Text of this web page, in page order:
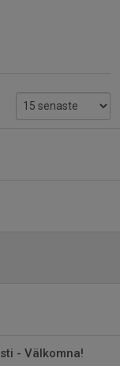
- Välkomna!